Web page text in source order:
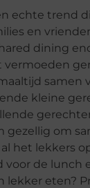
echte trend
en
dining
vermoeden
samen
kleine
gezellig om
het lekkers
voor de lunch
lekker eten?